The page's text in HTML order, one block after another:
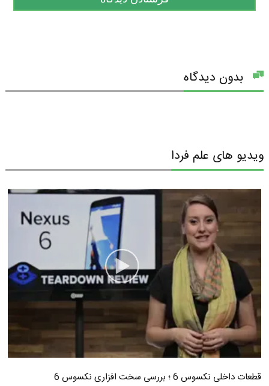
بدون دیدگاه
ویدیو های علم فردا
قطعات داخلی نکسوس 6 ؛ بررسی سخت افزاری نکسوس 6